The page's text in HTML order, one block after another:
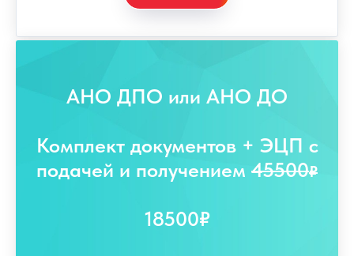
АНО ДПО или АНО ДО
Комплект документов + ЭЦП с
подачей и получением 45500₽
18500₽